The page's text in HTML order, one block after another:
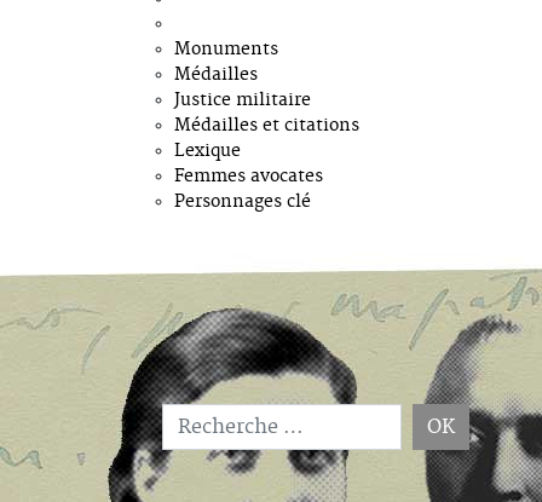
Monuments
Médailles
Justice militaire
Médailles et citations
Lexique
Femmes avocates
Personnages clé
Type 2 or more characters for results.
OK